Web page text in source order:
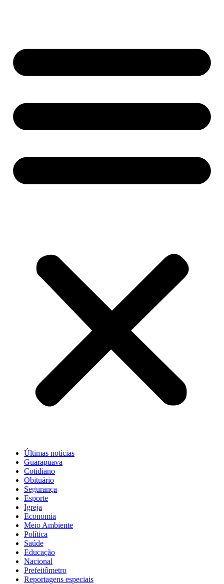
Últimas notícias
Guarapuava
Cotidiano
Obituário
Segurança
Esporte
Igreja
Economia
Meio Ambiente
Política
Saúde
Educação
Nacional
Prefeitômetro
Reportagens especiais